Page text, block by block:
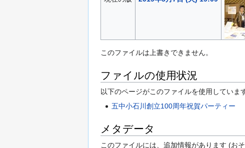
このファイルは上書きできません。
ファイルの使用状況
以下のページがこのファイルを使用していま
五中小石川創立100周年祝賀パーティー
メタデータ
このファイルには、追加情報があります (お